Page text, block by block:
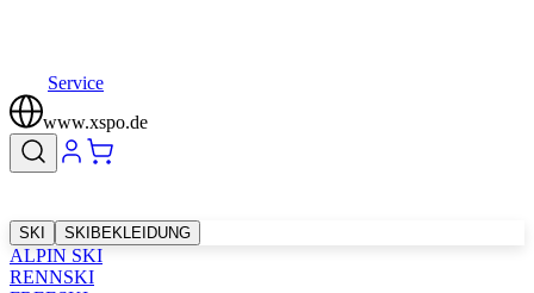
Service
www.xspo.de
SKI SKIBEKLEIDUNG
ALPIN SKI
RENNSKI